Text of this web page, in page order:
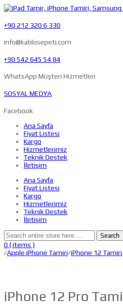
+90 212 320 6 330
info@kablosepeti.com
+90 542 645 54 84
WhatsApp Müşteri Hizmetleri
SOSYAL MEDYA
Facebook
Ana Sayfa
Fiyat Listesi
Kargo
Hizmetlerimiz
Teknik Destek
İletişim
Ana Sayfa
Fiyat Listesi
Kargo
Hizmetlerimiz
Teknik Destek
İletişim
Search
0 ( items )
/Apple iPhone Tamiri/iPhone 12 Tamiri
iPhone 12 Pro